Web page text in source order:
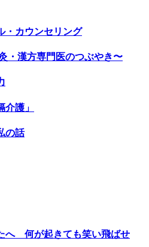
・カウンセリング
・漢方専門医のつぶやき〜
介護」
の話
へ 何が起きても笑い飛ばせ